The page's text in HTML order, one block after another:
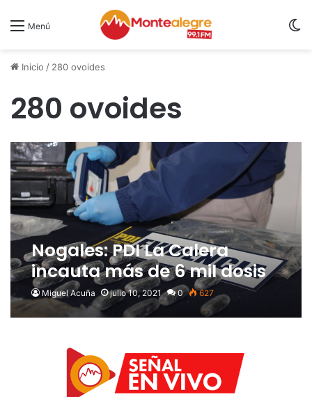
Menú
Inicio / 280 ovoides
280 ovoides
Nogales: PDI La Calera
incauta más de 6 mil dosis
de cocaína transportada
en ovoides
Miguel Acuña julio 10, 2021 0 627